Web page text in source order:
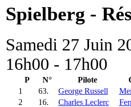
Spielberg -
Samedi 27 Juin
16h00 - 17h00
P N° Pilote
1
63. George Russell
2
16. Charles Leclerc